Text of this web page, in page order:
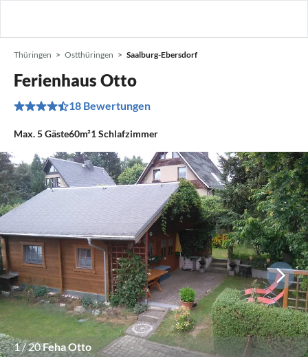
Thüringen Ostthüringen Saalburg-Ebersdorf
Ferienhaus Otto
18 Bewertungen
Max.5Gäste60m²1Schlafzimmer
1/20Feha Otto